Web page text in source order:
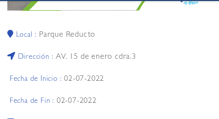
Local : Parque Reducto
Dirección :AV. 15 de enero cdra.3
Fecha de Inicio :02-07-2022
Fecha de Fin : 02-07-2022